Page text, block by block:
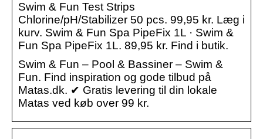
Swim & Fun Test Strips
Chlorine/pH/Stabilizer 50 pcs. 99,95 kr. Læg i
kurv. Swim & Fun Spa PipeFix 1L · Swim &
Fun Spa PipeFix 1L. 89,95 kr. Find i butik.
Swim & Fun – Pool & Bassiner – Swim &
Fun. Find inspiration og gode tilbud på
Matas.dk. ✔ Gratis levering til din lokale
Matas ved køb over 99 kr.